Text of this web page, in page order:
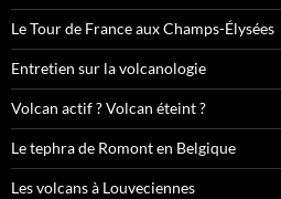
Le Tour de France aux Champs-Élysées
Entretien sur la volcanologie
Volcan actif ? Volcan éteint ?
Le tephra de Romont en Belgique
Les volcans à Louveciennes